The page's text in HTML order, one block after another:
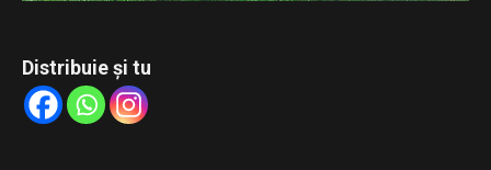
Distribuie și tu